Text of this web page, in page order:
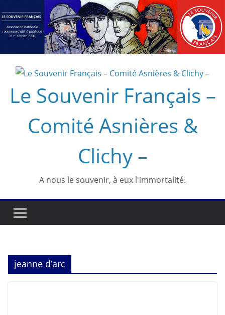
au
contenu
Le Souvenir Français –
Comité Asnières &
Clichy –
A nous le souvenir, à eux l'immortalité.
jeanne d’arc